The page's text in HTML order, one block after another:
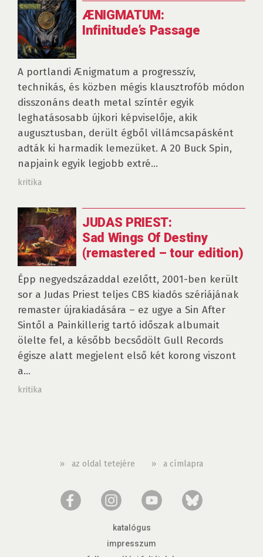
ÆNIGMATUM:
Infinitude’s Passage
A portlandi Ænigmatum a progresszív,
technikás, és közben mégis klausztrofób módon
disszonáns death metal színtér egyik
leghatásosabb újkori képviselője, akik
augusztusban, derült égből villámcsapásként
adták ki harmadik lemezüket. A 20 Buck Spin,
napjaink egyik legjobb extré...
kritika
JUDAS PRIEST:
Sad Wings Of Destiny
(remastered – tour edition)
Épp negyedszázaddal ezelőtt, 2001-ben került
sor a Judas Priest teljes CBS kiadós szériájának
remaster újrakiadására – ez ugye a Sin After
Sintől a Painkillerig tartó időszak albumait
ölelte fel, a később becsődölt Gull Records
égisze alatt megjelent első két korong viszont
a...
kritika
» az oldal tetejére » a címlapra
katalógus
impresszum